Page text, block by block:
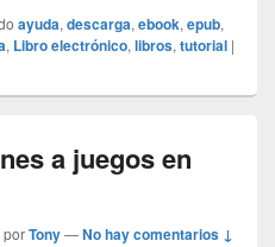
ayuda, descarga, ebook, epub,
, Libro electrónico, libros, tutorial |
a juegos en
porTony—No hay comentarios ↓